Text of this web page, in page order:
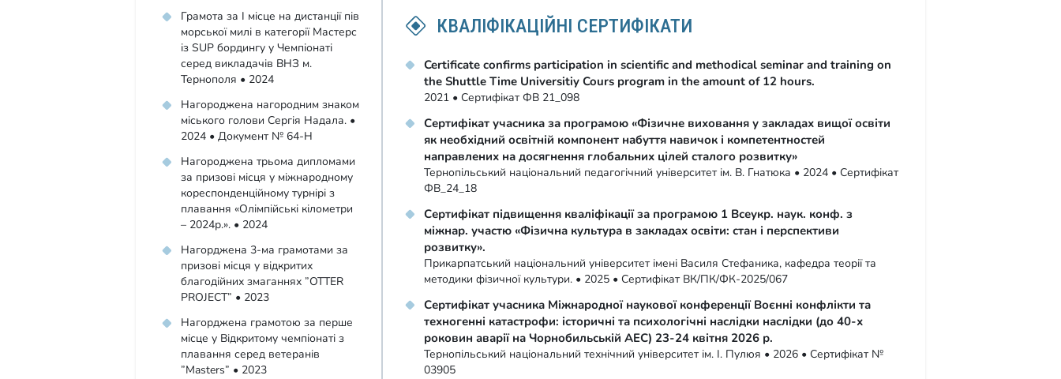
Грамота за І місце на дистанції пів
морської милі в категорії Мастерс
із SUP бордингу у Чемпіонаті
серед викладачів ВНЗ м.
Тернополя • 2024
Нагороджена нагородним знаком
міського голови Сергія Надала. •
2024 • Документ № 64-Н
Нагороджена трьома дипломами
за призові місця у міжнародному
кореспонденційному турнірі з
плавання «Олімпійські кілометри
– 2024р.». • 2024
Нагорджена 3-ма грамотами за
призові місця у відкритих
благодійних змаганнях ”OTTER
PROJECT” • 2023
Нагорджена грамотою за перше
місце у Відкритому чемпіонаті з
плавання серед ветеранів
”Masters” • 2023
КВАЛІФІКАЦІЙНІ СЕРТИФІКАТИ
Certificate confirms participation in scientific and methodical seminar and training on
the Shuttle Time Universitiy Cours program in the amount of 12 hours.
2021 • Сертифікат ФВ 21_098
Сертифікат учасника за програмою «Фізичне виховання у закладах вищої освіти
як необхідний освітній компонент набуття навичок і компетентностей
направлених на досягнення глобальних цілей сталого розвитку»
Тернопільський національний педагогічний університет ім. В. Гнатюка • 2024 • Сертифікат
ФВ_24_18
Сертифікат підвищення кваліфікації за програмою 1 Всеукр. наук. конф. з
міжнар. участю «Фізична культура в закладах освіти: стан і перспективи
розвитку».
Прикарпатський національний університет імені Василя Стефаника, кафедра теорії та
методики фізичної культури. • 2025 • Сертифікат ВК/ПК/ФК-2025/067
Сертифікат учасника Міжнародної наукової конференції Воєнні конфлікти та
техногенні катастрофи: історичні та психологічні наслідки наслідки (до 40-х
роковин аварії на Чорнобильській АЕС) 23-24 квітня 2026 р.
Тернопільський національний технічний університет ім. І. Пулюя • 2026 • Сертифікат №
03905